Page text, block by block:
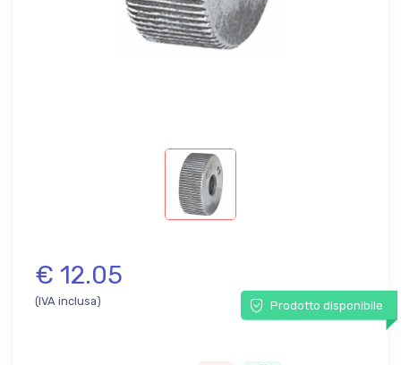
€ 12.05
(IVA inclusa) Prodotto disponibile